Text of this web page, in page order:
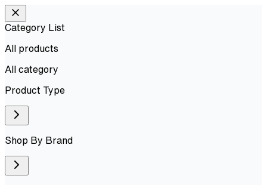
Category List
All products
All category
Product Type
Shop By Brand